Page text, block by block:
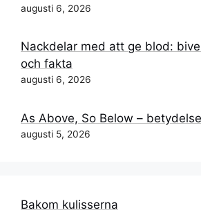
augusti 6, 2026
Nackdelar med att ge blod:
och fakta
augusti 6, 2026
As Above, So Below –
augusti 5, 2026
Bakom kulisserna